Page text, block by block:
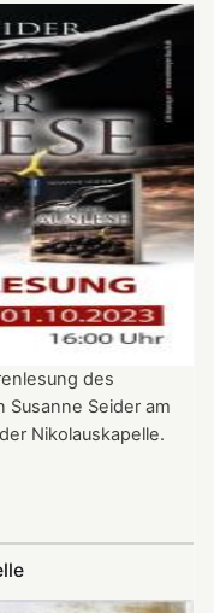
des
Susanne Seider am
Nikolauskapelle.